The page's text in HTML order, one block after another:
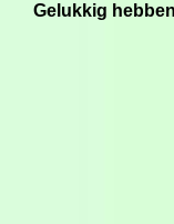
Gelukkig